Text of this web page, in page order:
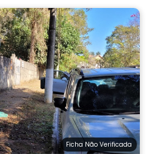
Ficha Não Verificada